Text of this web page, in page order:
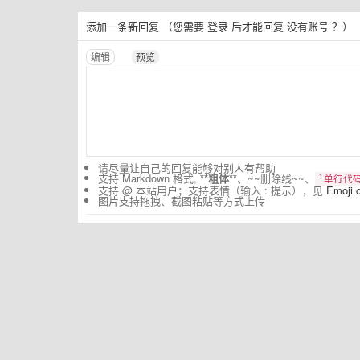
添加一条新回复 （您需要 登录 后才能回复 没有账号 ？）
编辑 预览
请尽量让自己的回复能够对别人有帮助
支持 Markdown 格式,**粗体**、~~删除线~~、 `单行代
支持 @ 本站用户；支持表情（输入 : 提示），见 Emoji
图片支持拖拽、截图粘贴等方式上传